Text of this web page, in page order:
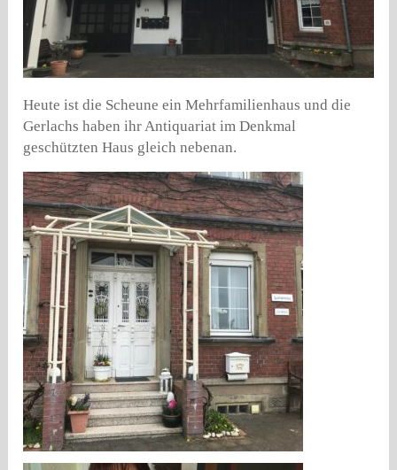
Heute ist die Scheune ein Mehrfamilienhaus und die
Gerlachs haben ihr Antiquariat im Denkmal
geschützten Haus gleich nebenan.